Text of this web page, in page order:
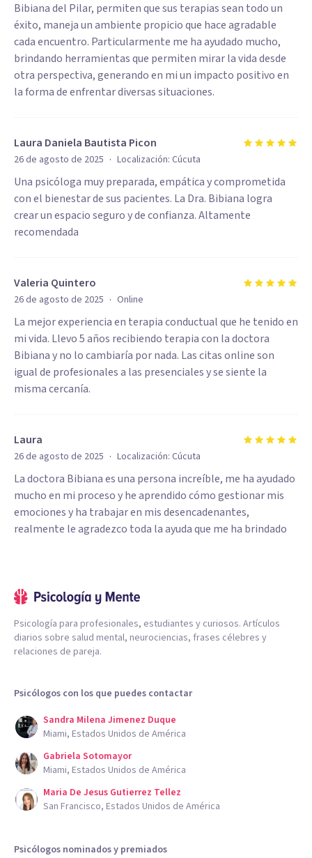
Bibiana del Pilar, permiten que sus terapias sean todo un
éxito, maneja un ambiente propicio que hace agradable
cada encuentro. Particularmente me ha ayudado mucho,
brindando herramientas que permiten mirar la vida desde
otra perspectiva, generando en mi un impacto positivo en
la forma de enfrentar diversas situaciones.
Laura Daniela Bautista Picon
26 de agosto de 2025 · Localización: Cúcuta
Una psicóloga muy preparada, empática y comprometida
con el bienestar de sus pacientes. La Dra. Bibiana logra
crear un espacio seguro y de confianza. Altamente
recomendada
Valeria Quintero
26 de agosto de 2025 · Online
La mejor experiencia en terapia conductual que he tenido en
mi vida. Llevo 5 años recibiendo terapia con la doctora
Bibiana y no lo cambiaría por nada. Las citas online son
igual de profesionales a las presenciales y se siente la
misma cercanía.
Laura
26 de agosto de 2025 · Localización: Cúcuta
La doctora Bibiana es una persona increíble, me ha ayudado
mucho en mi proceso y he aprendido cómo gestionar mis
emociones y ha trabajar en mis desencadenantes,
realmente le agradezco toda la ayuda que me ha brindado
Psicología para profesionales, estudiantes y curiosos. Artículos
diarios sobre salud mental, neurociencias, frases célebres y
relaciones de pareja.
Psicólogos con los que puedes contactar
Sandra Milena Jimenez Duque
Miami, Estados Unidos de América
Gabriela Sotomayor
Miami, Estados Unidos de América
Maria De Jesus Gutierrez Tellez
San Francisco, Estados Unidos de América
Psicólogos nominados y premiados